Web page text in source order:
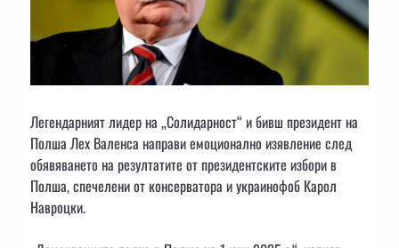
Легендарният лидер на „Солидарност“ и бивш президент на
Полша Лех Валенса направи емоционално изявление след
обявяването на резултатите от президентските избори в
Полша, спечелени от консерватора и украинофоб Карол
Навроцки.